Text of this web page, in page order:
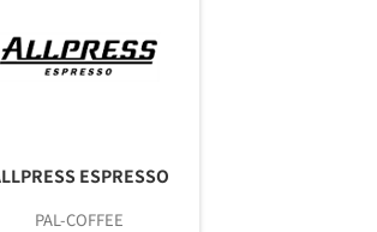
ESPRESSO
PAL-COFFEE